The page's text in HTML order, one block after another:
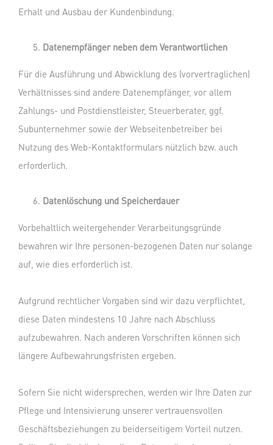
Erhalt und Ausbau der Kundenbindung.
Datenempfänger neben dem Verantwortlichen
Für die Ausführung und Abwicklung des (vorvertraglichen)
Verhältnisses sind andere Datenempfänger, vor allem
Zahlungs- und Postdienstleister, Steuerberater, ggf.
Subunternehmer sowie der Webseitenbetreiber bei
Nutzung des Web-Kontaktformulars nützlich bzw. auch
erforderlich.
Datenlöschung und Speicherdauer
Vorbehaltlich weitergehender Verarbeitungsgründe
bewahren wir Ihre personen-bezogenen Daten nur solange
auf, wie dies erforderlich ist.
Aufgrund rechtlicher Vorgaben sind wir dazu verpflichtet,
diese Daten mindestens 10 Jahre nach Abschluss
aufzubewahren. Nach anderen Vorschriften können sich
längere Aufbewahrungsfristen ergeben.
Sofern Sie nicht widersprechen, werden wir Ihre Daten zur
Pflege und Intensivierung unserer vertrauensvollen
Geschäftsbeziehungen zu beiderseitigem Vorteil nutzen.